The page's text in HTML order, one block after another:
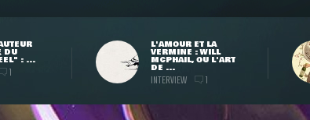
DU
: ...
1
L'AMOUR ET LA
VERMINE : WILL
MCPHAIL, OU L'ART
DE ...
INTERVIEW 1